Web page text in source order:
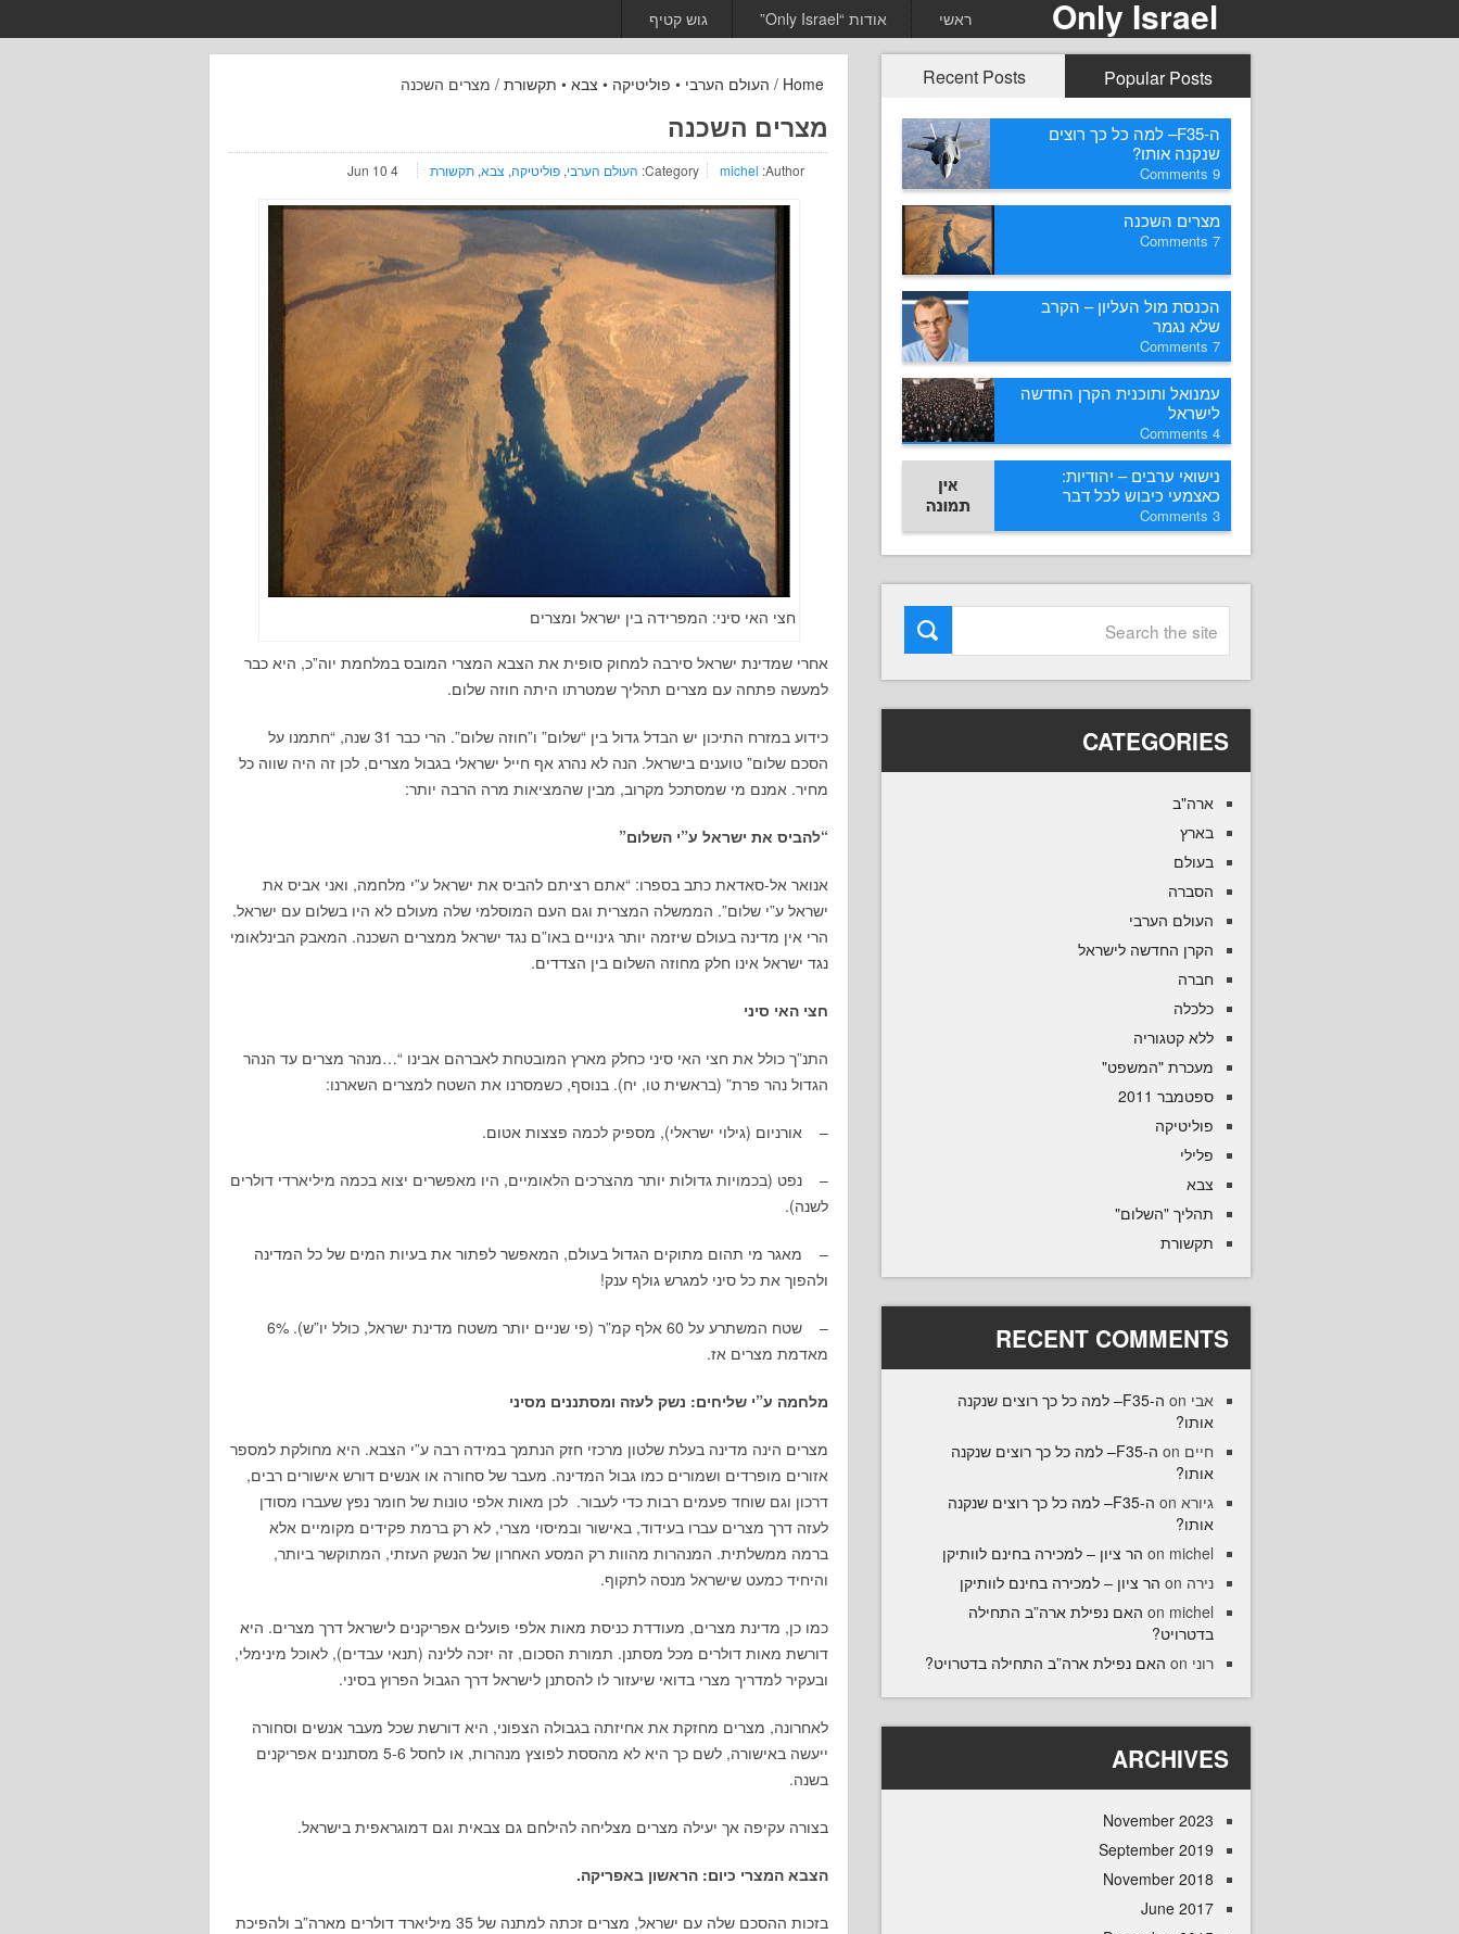
ראשי אודות “Only Israel” גוש קטיף Only Israel
/ העולם הערבי • פוליטיקה • צבא• תקשורת/ מצרים השכנה
מצרים השכנה
Author:
michel
Category: העולם הערבי, פוליטיקה, צבא, תקשורת 4 Jun 10
חצי האי סיני: המפרידה בין ישראל ומצרים
אחרי שמדינת ישראל סירבה למחוק סופית את הצבא המצרי המובס במלחמת יוה”כ, היא כבר
למעשה פתחה עם מצרים תהליך שמטרתו היתה חוזה שלום.
כידוע במזרח התיכון יש הבדל גדול בין “שלום” ו”חוזה שלום”. הרי כבר 31 שנה, “חתמנו על
הסכם שלום” טוענים בישראל. הנה לא נהרג אף חייל ישראלי בגבול מצרים, לכן זה היה שווה כל
מחיר. אמנם מי שמסתכל מקרוב, מבין שהמציאות מרה הרבה יותר:
“להביס את ישראל ע”י השלום”
אנואר אל-סאדאת כתב בספרו: “אתם רציתם להביס את ישראל ע”י מלחמה, ואני אביס את
ישראל ע”י שלום”. הממשלה המצרית וגם העם המוסלמי שלה מעולם לא היו בשלום עם ישראל.
הרי אין מדינה בעולם שיזמה יותר גינויים באו”ם נגד ישראל ממצרים השכנה. המאבק הבינלאומי
נגד ישראל אינו חלק מחוזה השלום בין הצדדים.
חצי האי סיני
התנ”ך כולל את חצי האי סיני כחלק מארץ המובטחת לאברהם אבינו “…מנהר מצרים עד הנהר
הגדול נהר פרת” (בראשית טו, יח). בנוסף, כשמסרנו את השטח למצרים השארנו:
– אורניום (גילוי ישראלי), מספיק לכמה פצצות אטום.
– נפט (בכמויות גדולות יותר מהצרכים הלאומיים, היו מאפשרים יצוא בכמה מיליארדי דולרים
לשנה).
– מאגר מי תהום מתוקים הגדול בעולם, המאפשר לפתור את בעיות המים של כל המדינה
ולהפוך את כל סיני למגרש גולף ענק!
– שטח המשתרע על 60 אלף קמ”ר (פי שניים יותר משטח מדינת ישראל, כולל יו”ש). 6%
מאדמת מצרים אז.
מלחמה ע”י שליחים: נשק לעזה ומסתננים מסיני
מצרים הינה מדינה בעלת שלטון מרכזי חזק הנתמך במידה רבה ע”י הצבא. היא מחולקת למספר
אזורים מופרדים ושמורים כמו גבול המדינה. מעבר של סחורה או אנשים דורש אישורים רבים,
דרכון וגם שוחד פעמים רבות כדי לעבור. לכן מאות אלפי טונות של חומר נפץ שעברו מסודן
לעזה דרך מצרים עברו בעידוד, באישור ובמיסוי מצרי, לא רק ברמת פקידים מקומיים אלא
ברמה ממשלתית. המנהרות מהוות רק המסע האחרון של הנשק העזתי, המתוקשר ביותר,
והיחיד כמעט שישראל מנסה לתקוף.
כמו כן, מדינת מצרים, מעודדת כניסת מאות אלפי פועלים אפריקנים לישראל דרך מצרים. היא
דורשת מאות דולרים מכל מסתנן. תמורת הסכום, זה יזכה ללינה (תנאי עבדים), לאוכל מינימלי,
ובעקיר למדריך מצרי בדואי שיעזור לו להסתנן לישראל דרך הגבול הפרוץ בסיני.
לאחרונה, מצרים מחזקת את אחיזתה בגבולה הצפוני, היא דורשת שכל מעבר אנשים וסחורה
ייעשה באישורה, לשם כך היא לא מהססת לפוצץ מנהרות, או לחסל 5-6 מסתננים אפריקנים
בשנה.
בצורה עקיפה אך יעילה מצרים מצליחה להילחם גם צבאית וגם דמוגראפית בישראל.
הצבא המצרי כיום: הראשון באפריקה.
בזכות ההסכם שלה עם ישראל, מצרים זכתה למתנה של 35 מיליארד דולרים מארה”ב ולהפיכת
Popular Posts
Recent Posts
ה-F35– למה כל כך רוצים
שנקנה אותו?
9
מצרים השכנה
7
הכנסת מול העליון – הקרב
שלא נגמר
7
עמנואל ותוכנית הקרן החדשה
לישראל
4
נישואי ערבים – יהודיות:
כאצמעי כיבוש לכל דבר
3
CATEGORIES
ארה"ב
בארץ
בעולם
הסברה
העולם הערבי
הקרן החדשה לישראל
חברה
כלכלה
ללא קטגוריה
מעכרת "המשפט"
ספטמבר 2011
פוליטיקה
פלילי
צבא
תהליך "השלום"
תקשורת
RECENT COMMENTS
אבי
ה-F35– למה כל כך רוצים שנקנה
אותו?
חיים
ה-F35– למה כל כך רוצים שנקנה
אותו?
גיורא
ה-F35– למה כל כך רוצים שנקנה
אותו?
michel
הר ציון – למכירה בחינם לוותיקן
נירה
הר ציון – למכירה בחינם לוותיקן
michel
האם נפילת ארה”ב התחילה
בדטרויט?
רוני
האם נפילת ארה”ב התחילה בדטרויט?
ARCHIVES
November 2023
September 2019
November 2018
June 2017